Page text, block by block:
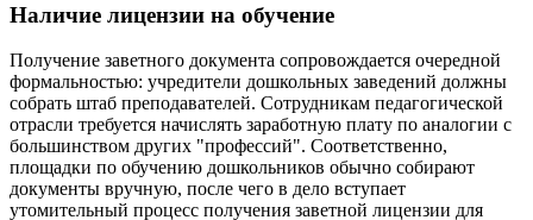
Наличие лицензии на обучение
Получение заветного документа сопровождается очередной
формальностью: учредители дошкольных заведений должны
собрать штаб преподавателей. Сотрудникам педагогической
отрасли требуется начислять заработную плату по аналогии с
большинством других "профессий". Соответственно,
площадки по обучению дошкольников обычно собирают
документы вручную, после чего в дело вступает
утомительный процесс получения заветной лицензии для